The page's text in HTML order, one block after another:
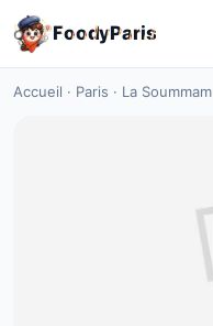
FoodyParis
Accueil · Paris · La Soummam